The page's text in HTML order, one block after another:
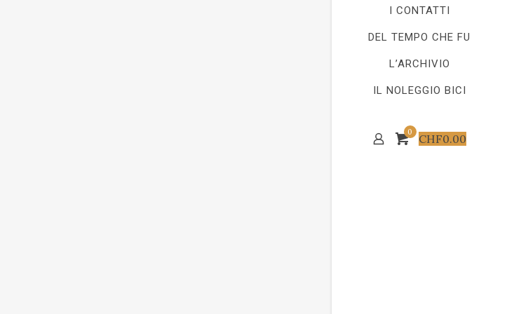
I CONTATTI
DEL TEMPO CHE FU
L’ARCHIVIO
IL NOLEGGIO BICI
0 CHF0.00